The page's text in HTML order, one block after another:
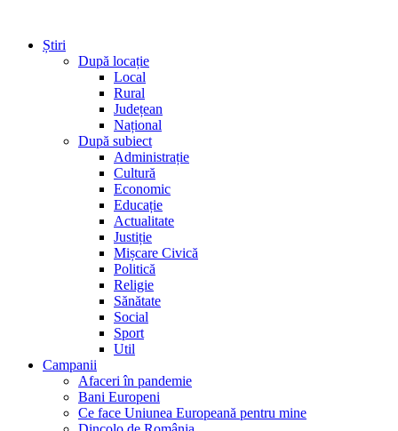
Știri
După locație
Local
Rural
Județean
Național
După subiect
Administrație
Cultură
Economic
Educație
Actualitate
Justiție
Mișcare Civică
Politică
Religie
Sănătate
Social
Sport
Util
Campanii
Afaceri în pandemie
Bani Europeni
Ce face Uniunea Europeană pentru mine